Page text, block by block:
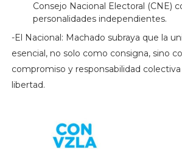
Consejo Nacional Electoral (CNE)
personalidades independientes.
-El Nacional: Machado subraya que la
esencial, no solo como consigna, sino
compromiso y responsabilidad
libertad.